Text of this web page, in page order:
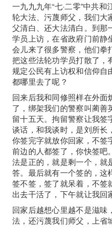
一九九九年“七·二零”中共
轮大法、污蔑师父，我们大
父清白、还大法清白。到那
学员上访，在省政府门前静
会儿来了很多警察，他们拳
把这些法轮功学员打散了，
规定公民有上访权和信仰自
都哪里去了呢？
回来后我和同修照样在外面
了，绑架我们的警察叫蔺善
留十五天。拘留警察让我签
谈话，和我谈时，是刘所长
你签完字就放你回家，不签
前边的人都签了，你快签吧
法是正的，就是剩一个，就
答。最后就有一个签的，这
签不签，签了就呆着，不签
出去干活了，下午就让我回
回家后越想心里越不是滋味
法，还污蔑我们师父，上省